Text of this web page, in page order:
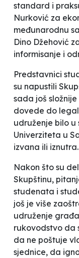
standard i
Nurković za
međunarodnu
Dino Džehović
informisanje i
Predstavnici
su napustili
sada još
dovede do
udruženje bilo u
Univerziteta u
izvana ili iznutra.
Nakon što su
Skupštinu,
studenata i
još je više
udruženje
rukovodstvo da
da ne poštuje
sjednice, da